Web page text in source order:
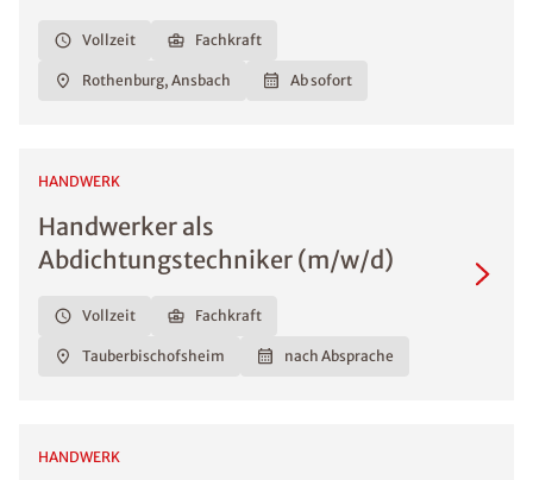
Vollzeit Fachkraft
Rothenburg, Ansbach Ab sofort
HANDWERK
Handwerker als
Abdichtungstechniker (m/w/d)
Vollzeit Fachkraft
Tauberbischofsheim nach Absprache
HANDWERK